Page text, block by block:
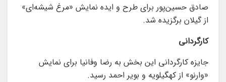
صادق حسین‌پور برای طرح و ایده نمایش «مرغ شیشه‌ای»
از گیلان برگزیده شد.
کارگردانی
جایزه کارگردانی این بخش به رضا وفانیا برای نمایش
«وارنو» از کهگیلویه و بویر احمد رسید.